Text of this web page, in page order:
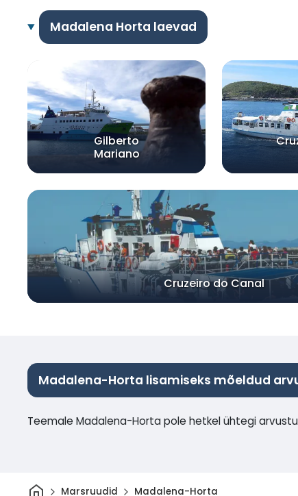
Madalena Horta laevad
Gilberto
Mariano
Cruzeiro do Canal
Madalena-Horta lisamiseks mõeldud
Teemale Madalena-Horta pole hetkel ühtegi
Avaleht
Marsruudid Madalena-Horta